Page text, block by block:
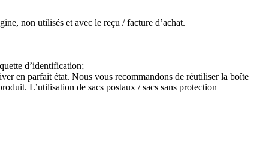
non utilisés et avec le reçu / facture d’achat.
d’identification;
en parfait état. Nous vous recommandons de réutiliser la boîte
L’utilisation de sacs postaux / sacs sans protection